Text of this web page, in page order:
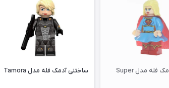
ساختنی آدمک فله مدل Super
ساختنی آدمک فله مدل Tamora